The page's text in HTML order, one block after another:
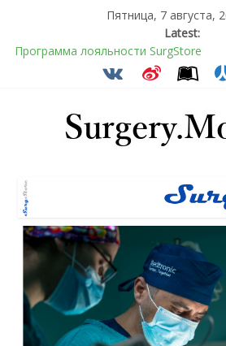
Пятница, 7 августа,
Latest:
Программа лояльности SurgStore
Подсознательное желанием быть
Барбированные нити в хирургии:
преимущества технологии